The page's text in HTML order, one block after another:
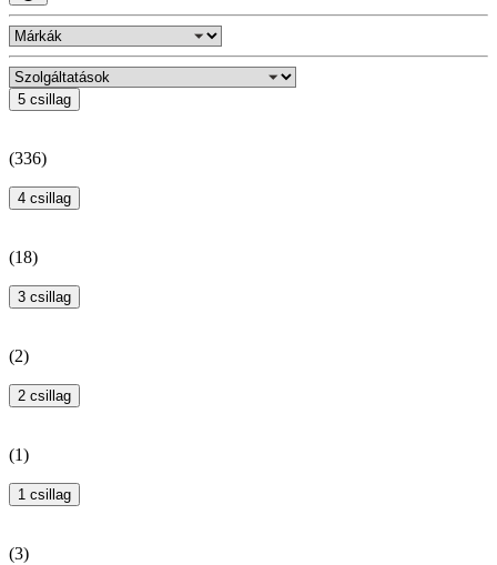
5 csillag
(336)
4 csillag
(18)
3 csillag
(2)
2 csillag
(1)
1 csillag
(3)